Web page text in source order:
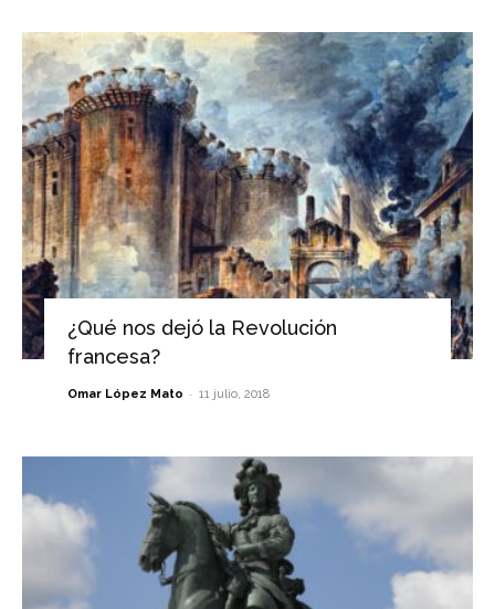
¿Qué nos dejó la Revolución
francesa?
Omar López Mato - 11 julio, 2018